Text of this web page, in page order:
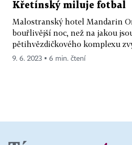
Křetínský miluje fotbal
Malostranský hotel Mandarin
bouřlivější noc, než na jakou
pětihvězdičkového komplexu
9. 6. 2023 ▪ 6 min. čtení